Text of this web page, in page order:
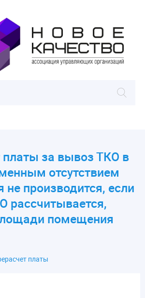
платы за вывоз ТКО в
отсутствием
не производится, если
рассчитывается,
помещения
платы